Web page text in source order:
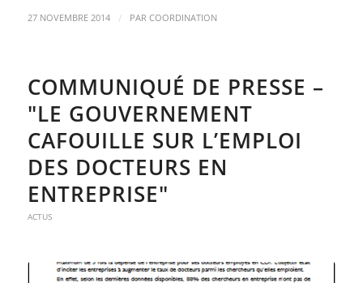
27 NOVEMBRE 2014 / PAR COORDINATION
COMMUNIQUÉ DE PRESSE –
"LE GOUVERNEMENT
CAFOUILLE SUR L’EMPLOI
DES DOCTEURS EN
ENTREPRISE"
ACTUS